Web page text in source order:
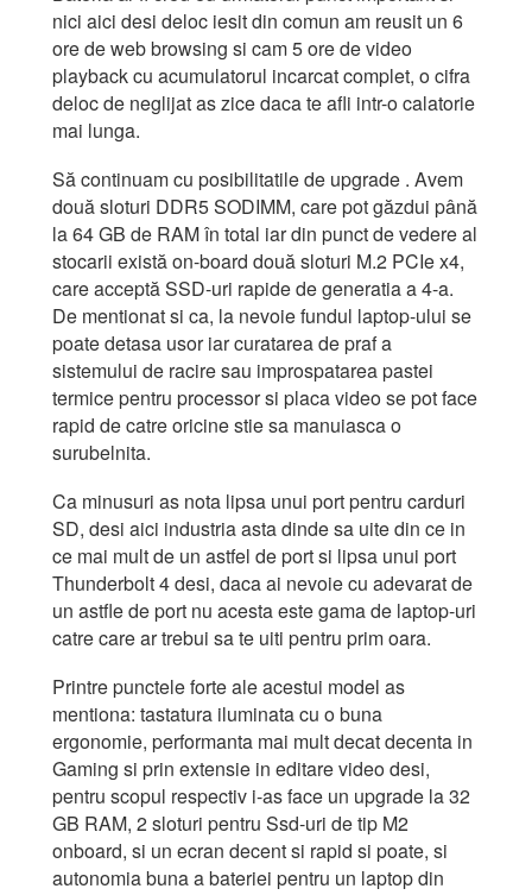
nici aici desi deloc iesit din comun am reusit un 6
ore de web browsing si cam 5 ore de video
playback cu acumulatorul incarcat complet, o cifra
deloc de neglijat as zice daca te afli intr-o calatorie
mai lunga.
Să continuam cu posibilitatile de upgrade . Avem
două sloturi DDR5 SODIMM, care pot găzdui până
la 64 GB de RAM în total iar din punct de vedere al
stocarii există on-board două sloturi M.2 PCIe x4,
care acceptă SSD-uri rapide de generatia a 4-a.
De mentionat si ca, la nevoie fundul laptop-ului se
poate detasa usor iar curatarea de praf a
sistemului de racire sau improspatarea pastei
termice pentru processor si placa video se pot face
rapid de catre oricine stie sa manuiasca o
surubelnita.
Ca minusuri as nota lipsa unui port pentru carduri
SD, desi aici industria asta dinde sa uite din ce in
ce mai mult de un astfel de port si lipsa unui port
Thunderbolt 4 desi, daca ai nevoie cu adevarat de
un astfle de port nu acesta este gama de laptop-uri
catre care ar trebui sa te uiti pentru prim oara.
Printre punctele forte ale acestui model as
mentiona: tastatura iluminata cu o buna
ergonomie, performanta mai mult decat decenta in
Gaming si prin extensie in editare video desi,
pentru scopul respectiv i-as face un upgrade la 32
GB RAM, 2 sloturi pentru Ssd-uri de tip M2
onboard, si un ecran decent si rapid si poate, si
autonomia buna a bateriei pentru un laptop din